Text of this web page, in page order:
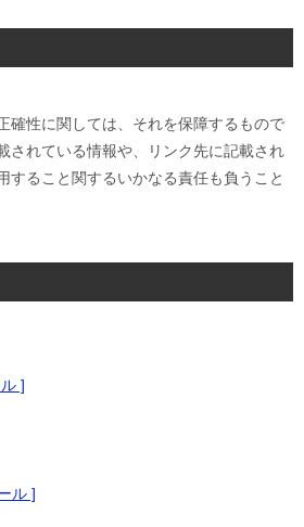
確性に関しては、それを保障するもので
されている情報や、リンク先に記載され
すること関するいかなる責任も負うこと
]
ル ]